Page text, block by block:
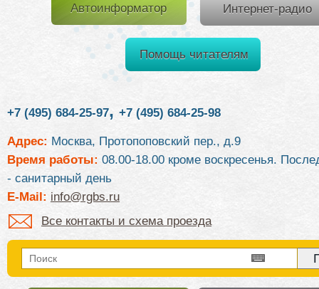
Автоинформатор Интернет-радио
Помощь читателям
+7 (495) 684-25-97, +7 (495) 684-25-98
Адрес: Москва, Протопоповский пер., д.9
Время работы: 08.00-18.00 кроме воскресенья.
- санитарный день
E-Mail: info@rgbs.ru
Все контакты и схема проезда